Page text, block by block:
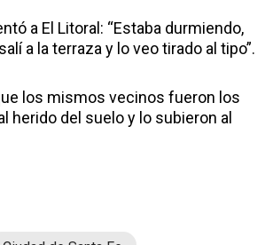
a El Litoral: “Estaba durmiendo,
a la terraza y lo veo tirado al tipo”.
los mismos vecinos fueron los
herido del suelo y lo subieron al